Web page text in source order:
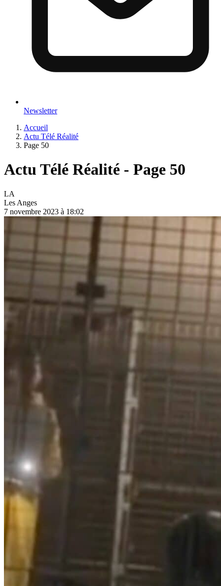
Newsletter
Accueil
Actu Télé Réalité
Page 50
Actu Télé Réalité - Page 50
LA
Les Anges
7 novembre 2023 à 18:02